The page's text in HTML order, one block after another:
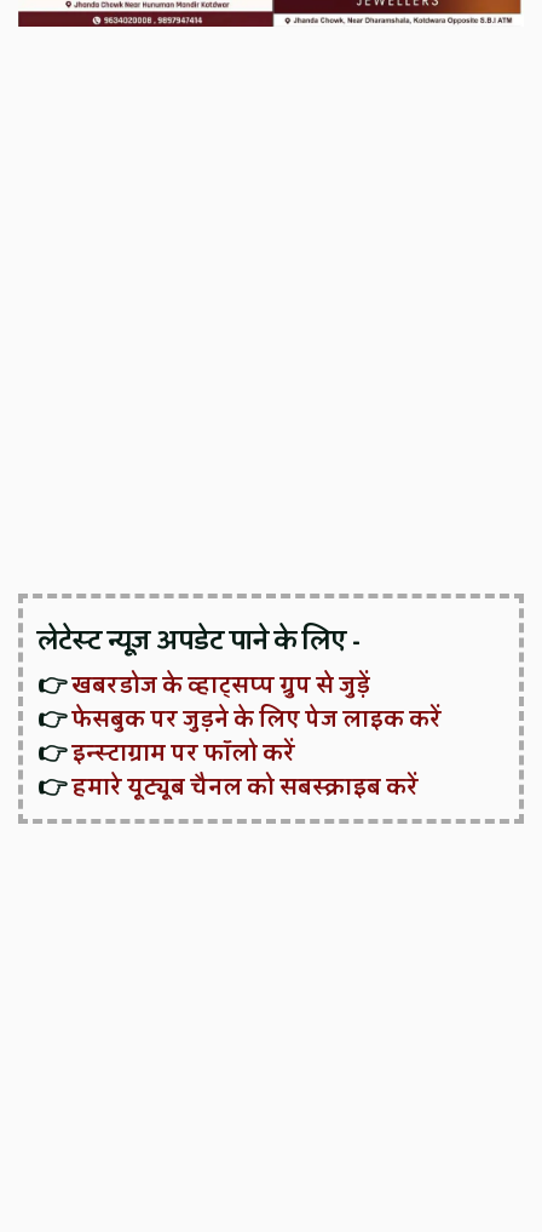
लेटेस्ट न्यूज़ अपडेट पाने के लिए -
👉खबरडोज के व्हाट्सप्प ग्रुप से जुड़ें
👉फेसबुक पर जुड़ने के लिए पेज लाइक करें
👉इन्स्टाग्राम पर फॉलो करें
👉हमारे यूट्यूब चैनल को सबस्क्राइब करें